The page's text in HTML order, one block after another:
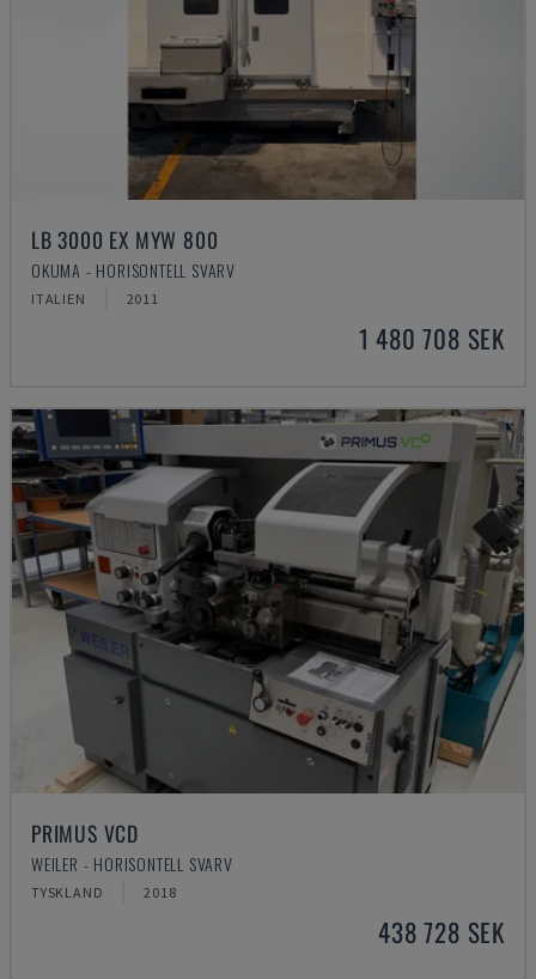
LB 3000 EX MYW 800
OKUMA - HORISONTELL SVARV
ITALIEN 2011
1 480 708 SEK
PRIMUS VCD
WEILER - HORISONTELL SVARV
TYSKLAND 2018
438 728 SEK